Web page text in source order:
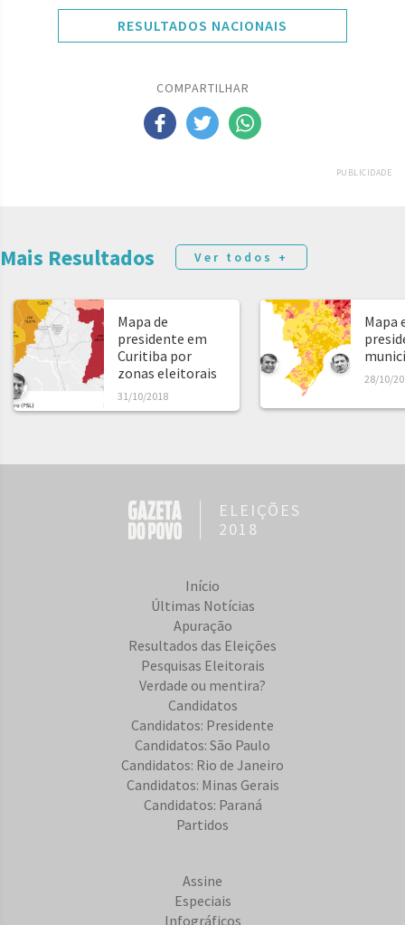
RESULTADOS NACIONAIS
COMPARTILHAR
PUBLICIDADE
Mais Resultados Ver todos +
Mapa de
presidente em
Curitiba por
zonas eleitorais
31/10/2018
Mapa
28/10/
ELEIÇÕES
2018
Início
Últimas Notícias
Apuração
Resultados das Eleições
Pesquisas Eleitorais
Verdade ou mentira?
Candidatos
Candidatos: Presidente
Candidatos: São Paulo
Candidatos: Rio de Janeiro
Candidatos: Minas Gerais
Candidatos: Paraná
Partidos
Assine
Especiais
Infográficos